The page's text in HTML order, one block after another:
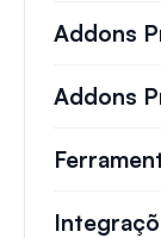
Addons
Addons